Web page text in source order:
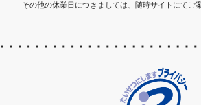
その他の休業日につきましては、随時サイトにてご